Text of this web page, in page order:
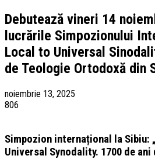
Debutează vineri 14
lucrările Simpozionului
Local to Universal
de Teologie Ortodoxă din
noiembrie 13, 2025
806
Simpozion internațional la Sibiu:
Universal Synodality. 1700 de ani